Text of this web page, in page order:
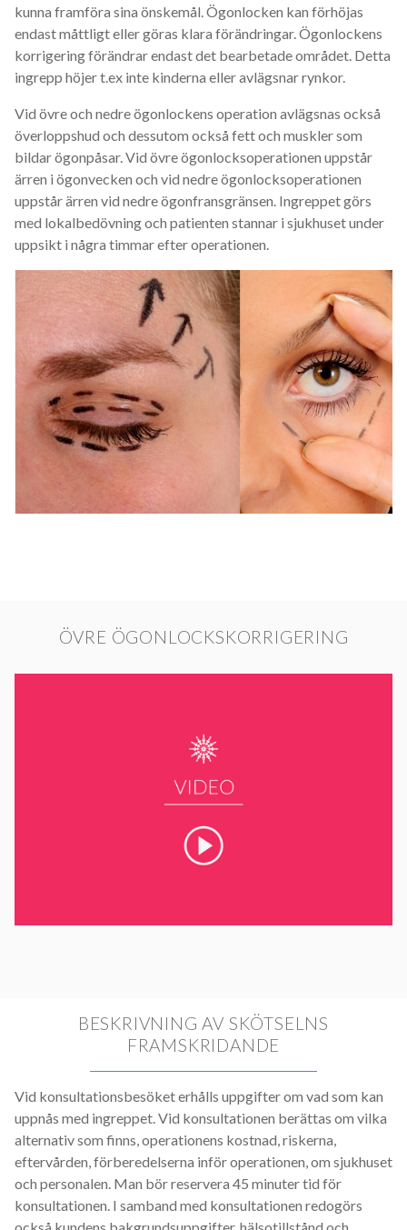
kunna framföra sina önskemål. Ögonlocken kan förhöjas
endast måttligt eller göras klara förändringar. Ögonlockens
korrigering förändrar endast det bearbetade området. Detta
ingrepp höjer t.ex inte kinderna eller avlägsnar rynkor.
Vid övre och nedre ögonlockens operation avlägsnas också
överloppshud och dessutom också fett och muskler som
bildar ögonpåsar. Vid övre ögonlocksoperationen uppstår
ärren i ögonvecken och vid nedre ögonlocksoperationen
uppstår ärren vid nedre ögonfransgränsen. Ingreppet görs
med lokalbedövning och patienten stannar i sjukhuset under
uppsikt i några timmar efter operationen.
ÖVRE ÖGONLOCKSKORRIGERING
BESKRIVNING AV SKÖTSELNS
FRAMSKRIDANDE
Vid konsultationsbesöket erhålls uppgifter om vad som kan
uppnås med ingreppet. Vid konsultationen berättas om vilka
alternativ som finns, operationens kostnad, riskerna,
eftervården, förberedelserna inför operationen, om sjukhuset
och personalen. Man bör reservera 45 minuter tid för
konsultationen. I samband med konsultationen redogörs
också kundens bakgrundsuppgifter, hälsotillstånd och